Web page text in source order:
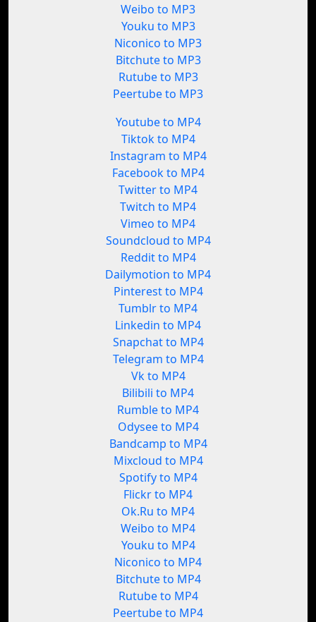
Weibo to MP3
Youku to MP3
Niconico to MP3
Bitchute to MP3
Rutube to MP3
Peertube to MP3
Youtube to MP4
Tiktok to MP4
Instagram to MP4
Facebook to MP4
Twitter to MP4
Twitch to MP4
Vimeo to MP4
Soundcloud to MP4
Reddit to MP4
Dailymotion to MP4
Pinterest to MP4
Tumblr to MP4
Linkedin to MP4
Snapchat to MP4
Telegram to MP4
Vk to MP4
Bilibili to MP4
Rumble to MP4
Odysee to MP4
Bandcamp to MP4
Mixcloud to MP4
Spotify to MP4
Flickr to MP4
Ok.Ru to MP4
Weibo to MP4
Youku to MP4
Niconico to MP4
Bitchute to MP4
Rutube to MP4
Peertube to MP4